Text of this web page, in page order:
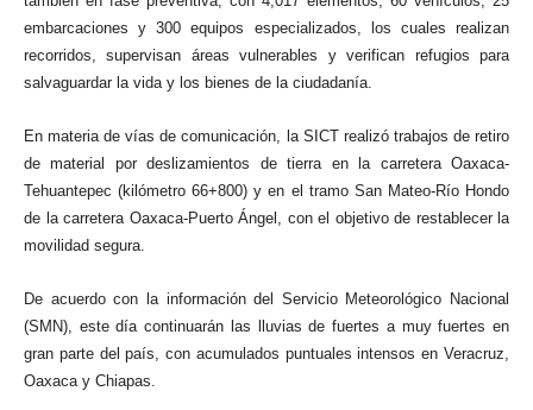
embarcaciones y 300 equipos especializados, los cuales realizan
recorridos, supervisan áreas vulnerables y verifican refugios para
salvaguardar la vida y los bienes de la ciudadanía.
En materia de vías de comunicación, la SICT realizó trabajos de retiro
de material por deslizamientos de tierra en la carretera Oaxaca-
Tehuantepec (kilómetro 66+800) y en el tramo San Mateo-Río Hondo
de la carretera Oaxaca-Puerto Ángel, con el objetivo de restablecer la
movilidad segura.
De acuerdo con la información del Servicio Meteorológico Nacional
(SMN), este día continuarán las lluvias de fuertes a muy fuertes en
gran parte del país, con acumulados puntuales intensos en Veracruz,
Oaxaca y Chiapas.